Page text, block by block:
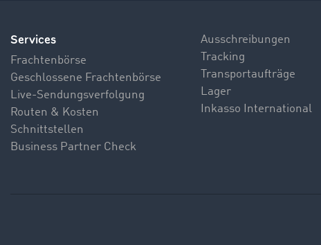
Services
Frachtenbörse
Geschlossene Frachtenbörse
Live-Sendungsverfolgung
Routen & Kosten
Schnittstellen
Business Partner Check
Ausschreibungen
Tracking
Transportaufträge
Lager
Inkasso International